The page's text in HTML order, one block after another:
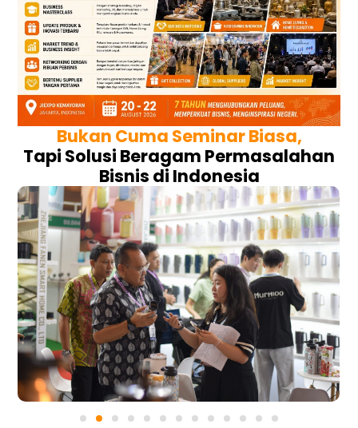
Bukan Cuma Seminar Biasa,
Tapi Solusi Beragam Permasalahan
Bisnis di Indonesia